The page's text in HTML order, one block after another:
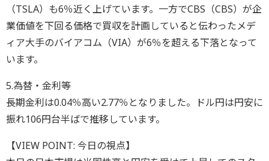
（TSLA）も6％近く上げています。一方でCBS（CBS）が企
業価値を下回る価格で買収を計画していると伝わったメデ
ィア大手のバイアコム（VIA）が6％を超える下落となって
います。
5.為替・金利等
長期金利は0.04％高い2.77％となりました。ドル円は円安に
振れ106円台半ばで推移しています。
【VIEW POINT: 今日の視点】